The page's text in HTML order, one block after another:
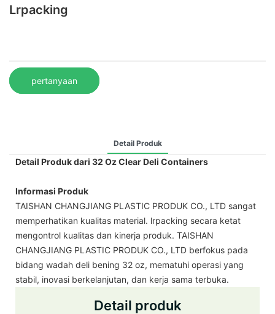
Lrpacking
pertanyaan
Detail Produk
Detail Produk dari 32 Oz Clear Deli Containers
Informasi Produk
TAISHAN CHANGJIANG PLASTIC PRODUK CO., LTD sangat
memperhatikan kualitas material. lrpacking secara ketat
mengontrol kualitas dan kinerja produk. TAISHAN
CHANGJIANG PLASTIC PRODUK CO., LTD berfokus pada
bidang wadah deli bening 32 oz, mematuhi operasi yang
stabil, inovasi berkelanjutan, dan kerja sama terbuka.
Detail produk